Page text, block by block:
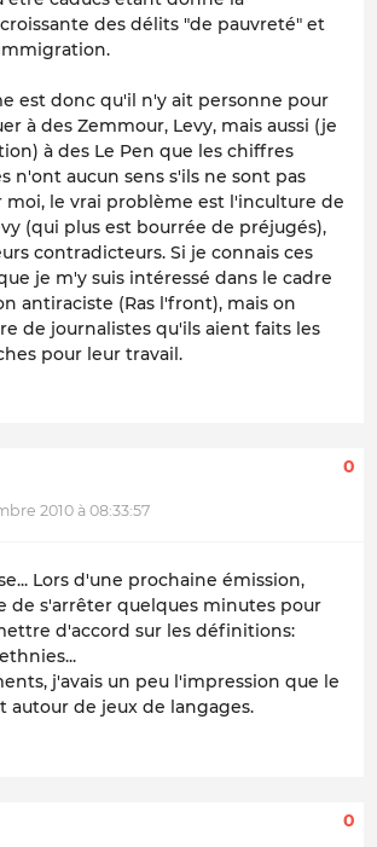
des délits "de pauvreté" et
est donc qu'il n'y ait personne pour
à des Zemmour, Levy, mais aussi (je
à des Le Pen que les chiffres
n'ont aucun sens s'ils ne sont pas
moi, le vrai problème est l'inculture de
(qui plus est bourrée de préjugés),
contradicteurs. Si je connais ces
je m'y suis intéressé dans le cadre
antiraciste (Ras l'front), mais on
de journalistes qu'ils aient faits les
pour leur travail.
2010 à 08:33:57
0
Lors d'une prochaine émission,
de s'arrêter quelques minutes pour
d'accord sur les définitions:
j'avais un peu l'impression que le
autour de jeux de langages.
0